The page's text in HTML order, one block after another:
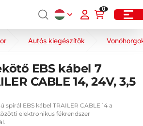
0
Autós kiegészítők
EBS kábel 7
CABLE 14, 24V, 3,5
spirál EBS kábel TRAILER CABLE 14 a
elektronikus fékrendszer